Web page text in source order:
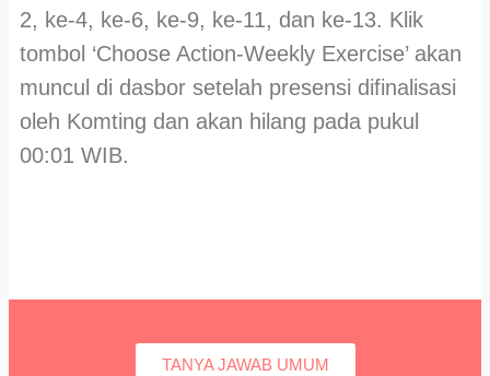
2, ke-4, ke-6, ke-9, ke-11, dan ke-13. Klik
tombol ‘Choose Action-Weekly Exercise’ akan
muncul di dasbor setelah presensi difinalisasi
oleh Komting dan akan hilang pada pukul
00:01 WIB.
TANYA JAWAB UMUM